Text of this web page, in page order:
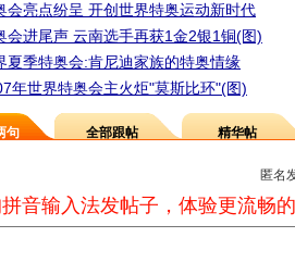
会亮点纷呈 开创世界特奥运动新时代
会进尾声 云南选手再获1金2银1铜(图)
夏季特奥会:肯尼迪家族的特奥情缘
年世界特奥会主火炬"莫斯比环"(图)
句 全部跟帖 精华帖
匿名
音输入法发帖子，体验更流畅